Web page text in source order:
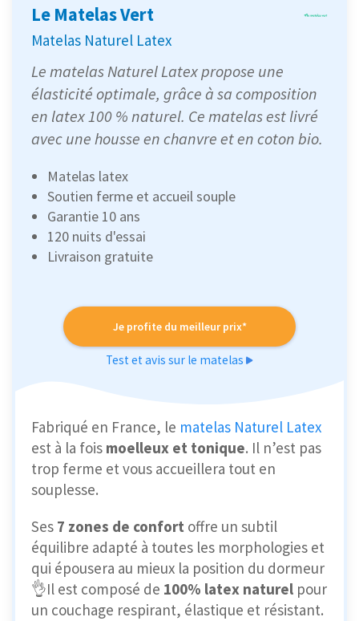
Le Matelas Vert
Matelas Naturel Latex
Le matelas Naturel Latex propose une
élasticité optimale, grâce à sa composition
en latex 100 % naturel. Ce matelas est livré
avec une housse en chanvre et en coton bio.
Matelas latex
Soutien ferme et accueil souple
Garantie 10 ans
120 nuits d'essai
Livraison gratuite
Je profite du meilleur prix*
Test et avis sur le matelas
Fabriqué en France, le matelas Naturel Latex
est à la fois moelleux et tonique. Il n’est pas
trop ferme et vous accueillera tout en
souplesse.
Ses 7 zones de confort offre un subtil
équilibre adapté à toutes les morphologies et
qui épousera au mieux la position du dormeur
👌Il est composé de 100% latex naturel pour
un couchage respirant, élastique et résistant.